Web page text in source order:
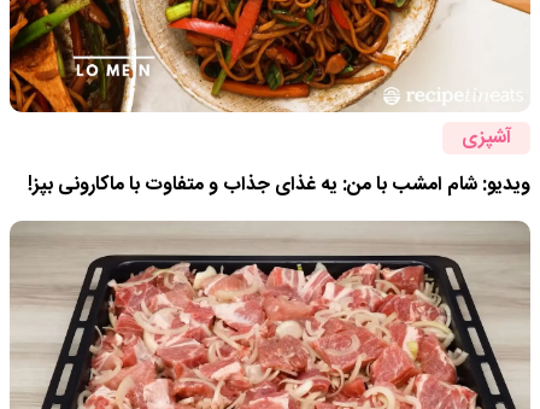
آشپزی
ویدیو: شام امشب با من: یه غذای جذاب و متفاوت با ماکارونی بپز!